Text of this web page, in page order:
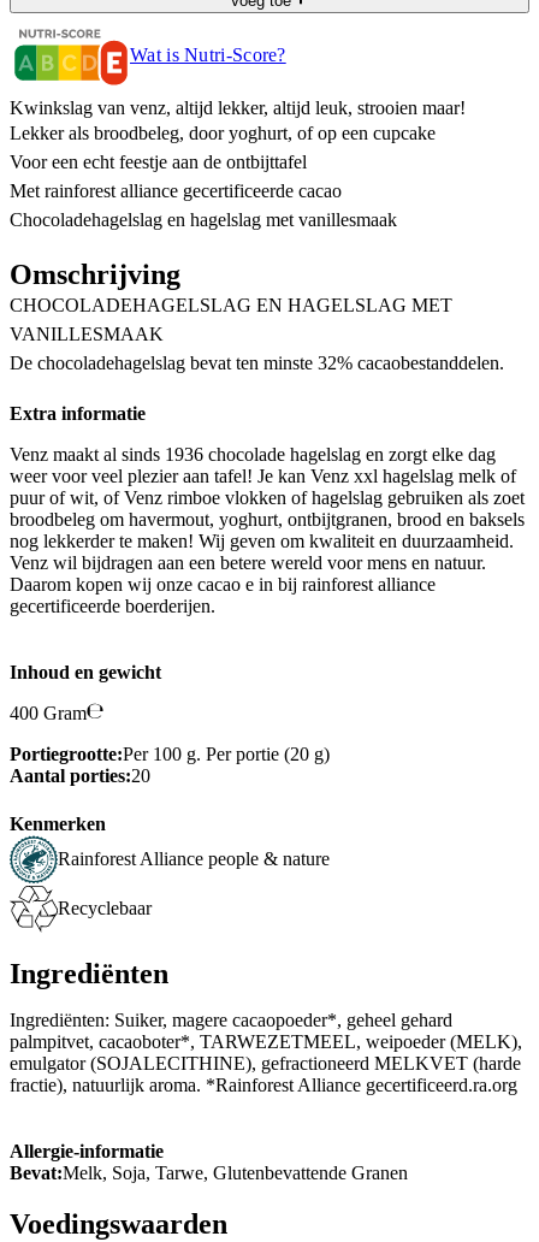
Wat is Nutri-Score?
Kwinkslag van venz, altijd lekker, altijd leuk, strooien maar!
Lekker als broodbeleg, door yoghurt, of op een cupcake
Voor een echt feestje aan de ontbijttafel
Met rainforest alliance gecertificeerde cacao
Chocoladehagelslag en hagelslag met vanillesmaak
Omschrijving
CHOCOLADEHAGELSLAG EN HAGELSLAG MET
VANILLESMAAK
De chocoladehagelslag bevat ten minste 32% cacaobestanddelen.
Extra informatie
Venz maakt al sinds 1936 chocolade hagelslag en zorgt elke dag
weer voor veel plezier aan tafel! Je kan Venz xxl hagelslag melk of
puur of wit, of Venz rimboe vlokken of hagelslag gebruiken als zoet
broodbeleg om havermout, yoghurt, ontbijtgranen, brood en baksels
nog lekkerder te maken! Wij geven om kwaliteit en duurzaamheid.
Venz wil bijdragen aan een betere wereld voor mens en natuur.
Daarom kopen wij onze cacao e in bij rainforest alliance
gecertificeerde boerderijen.
Inhoud en gewicht
400 Gram
Portiegrootte:Per 100 g. Per portie (20 g)
Aantal porties:20
Kenmerken
Rainforest Alliance people & nature
Recyclebaar
Ingrediënten
Ingrediënten: Suiker, magere cacaopoeder*, geheel gehard
palmpitvet, cacaoboter*, TARWEZETMEEL, weipoeder (MELK),
emulgator (SOJALECITHINE), gefractioneerd MELKVET (harde
fractie), natuurlijk aroma. *Rainforest Alliance gecertificeerd.ra.org
Allergie-informatie
Bevat:Melk, Soja, Tarwe, Glutenbevattende Granen
Voedingswaarden